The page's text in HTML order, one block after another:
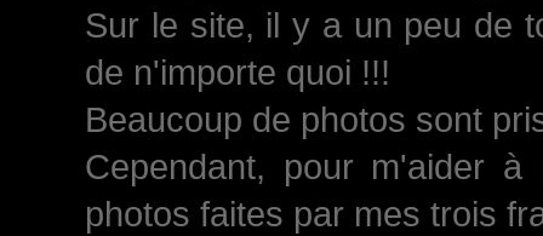
Sur le site, il y a un peu de
de n'importe quoi !!!
Beaucoup de photos sont
Cependant, pour m'aider
photos faites par mes trois